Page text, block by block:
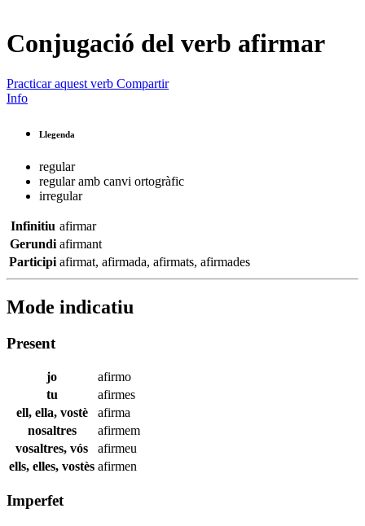
Conjugació del verb afirmar
Practicar aquest verb Compartir
Info
Llegenda
regular
regular amb canvi ortogràfic
irregular
Infinitiu afirmar
Gerundi afirmant
Participi afirmat, afirmada, afirmats, afirmades
Mode indicatiu
Present
jo
afirmo
tu
afirmes
ell, ella, vostè
afirma
nosaltres
afirmem
vosaltres, vós
afirmeu
ells, elles, vostès afirmen
Imperfet